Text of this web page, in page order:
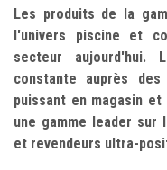
Les produits de la
l'univers piscine et
secteur aujourd'hui.
constante auprès des
puissant en magasin
une gamme leader sur
et revendeurs ultra-